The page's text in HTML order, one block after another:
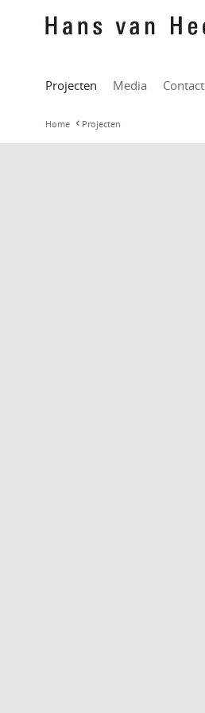
Projecten Media Contact
Home Projecten